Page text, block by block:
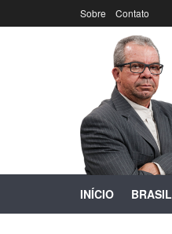
Sobre Contato
INÍCIO BRASIL